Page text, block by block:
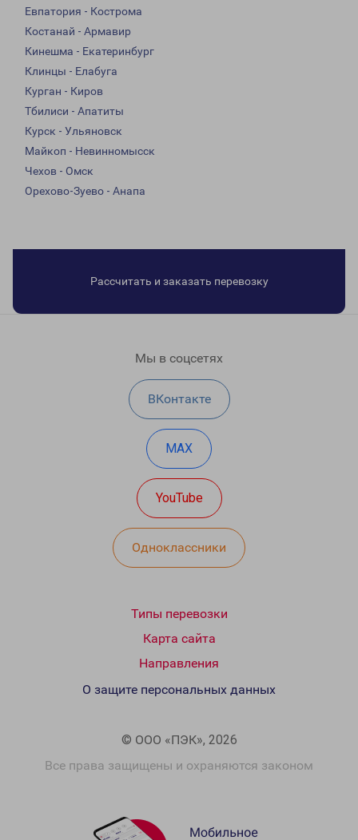
Евпатория - Кострома
Костанай - Армавир
Кинешма - Екатеринбург
Клинцы - Елабуга
Курган - Киров
Тбилиси - Апатиты
Курск - Ульяновск
Майкоп - Невинномысск
Чехов - Омск
Орехово-Зуево - Анапа
Рассчитать и заказать перевозку
Мы в соцсетях
ВКонтакте
MAX
YouTube
Одноклассники
Типы перевозки
Карта сайта
Направления
© ООО «ПЭК», 2026
Все права защищены и охраняются законом
О защите персональных данных